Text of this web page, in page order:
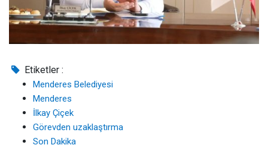
Etiketler :
Menderes Belediyesi
Menderes
İlkay Çiçek
Görevden uzaklaştırma
Son Dakika